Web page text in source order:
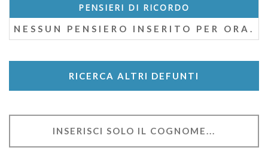
PENSIERI DI RICORDO
NESSUN PENSIERO INSERITO PER ORA.
RICERCA ALTRI DEFUNTI